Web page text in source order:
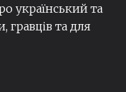
український та
гравців та для